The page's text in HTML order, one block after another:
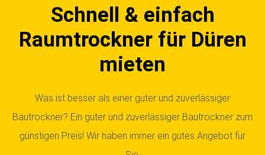
Schnell & einfach
Raumtrockner für Düren
mieten
Was ist besser als einer guter und zuverlässiger
Bautrockner? Ein guter und zuverlässiger Bautrockner zum
günstigen Preis! Wir haben immer ein gutes Angebot für